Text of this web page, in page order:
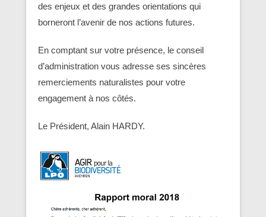
des enjeux et des grandes orientations qui
borneront l’avenir de nos actions futures.
En comptant sur votre présence, le conseil
d’administration vous adresse ses sincères
remerciements naturalistes pour votre
engagement à nos côtés.
Le Président, Alain HARDY.